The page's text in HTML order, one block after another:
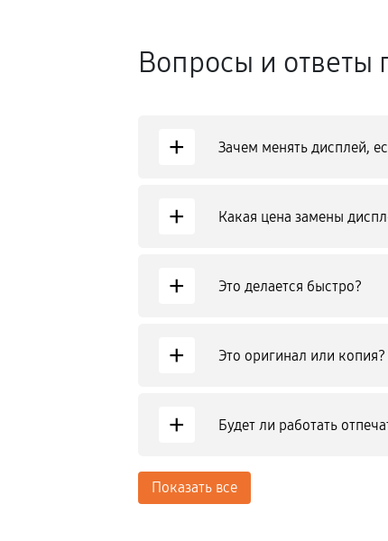
Вопросы и ответы
+ Зачем менять дисплей,
+ Какая цена замены
+ Это делается быстро?
+ Это оригинал или копия?
+ Будет ли работать
Показать все